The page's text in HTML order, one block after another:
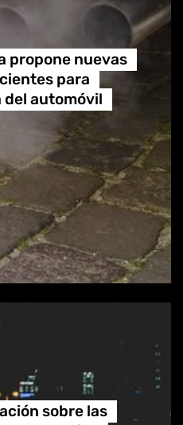
propone nuevas
para
automóvil
sobre las